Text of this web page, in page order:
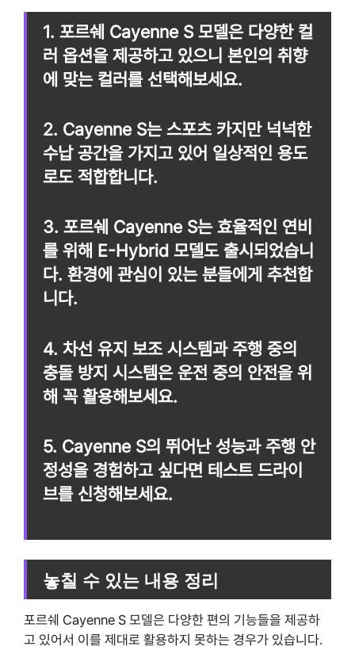
1. 포르쉐 Cayenne S 모델은 다양한 컬
러 옵션을 제공하고 있으니 본인의 취향
에 맞는 컬러를 선택해보세요.
2. Cayenne S는 스포츠 카지만 넉넉한
수납 공간을 가지고 있어 일상적인 용도
로도 적합합니다.
3. 포르쉐 Cayenne S는 효율적인 연비
를 위해 E-Hybrid 모델도 출시되었습니
다. 환경에 관심이 있는 분들에게 추천합
니다.
4. 차선 유지 보조 시스템과 주행 중의
충돌 방지 시스템은 운전 중의 안전을 위
해 꼭 활용해보세요.
5. Cayenne S의 뛰어난 성능과 주행 안
정성을 경험하고 싶다면 테스트 드라이
브를 신청해보세요.
놓칠 수 있는 내용 정리
포르쉐 Cayenne S 모델은 다양한 편의 기능들을 제공하
고 있어서 이를 제대로 활용하지 못하는 경우가 있습니다.